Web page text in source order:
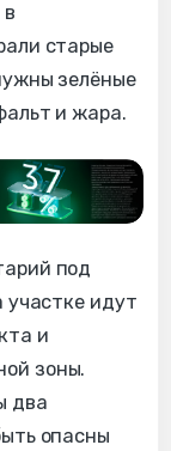
старые
зелёные
и жара.
под
участке идут
и
зоны.
два
опасны